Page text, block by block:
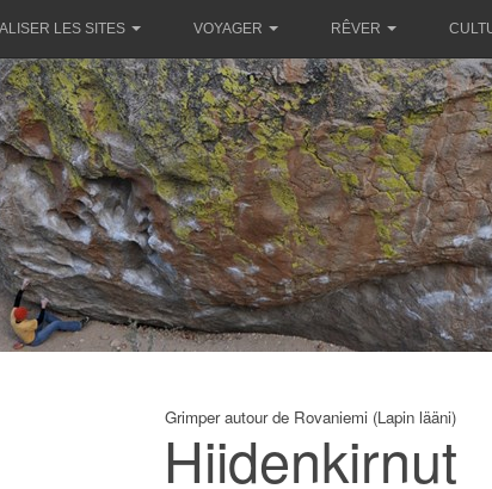
LES SITES VOYAGER RÊVER
Grimper autour de Rovaniemi (Lapin lääni)
Hiidenkirnut